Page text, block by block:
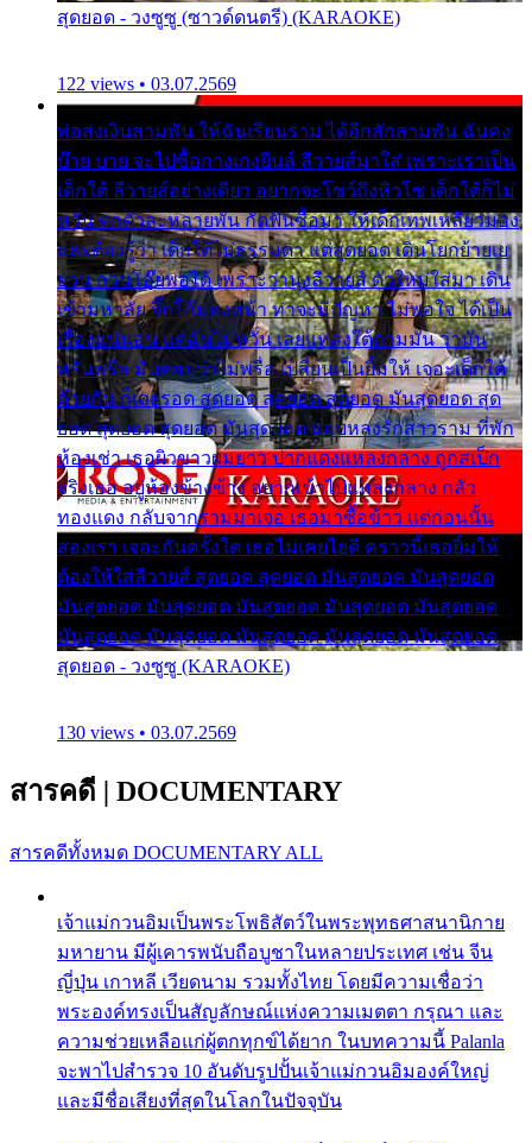
สุดยอด - วงซูซู (ซาวด์ดนตรี) (KARAOKE)
122 views • 03.07.2569
พ่อส่งเงินสามพัน ให้ฉันเรียนราม ได้อีกสักสามพัน ฉันคง
บ๊าย บาย จะไปซื้อกางเกงยีนส์ ลีวายส์มาใส่ เพราะเราเป็น
เด็กใต้ ลีวายส์อย่างเดียว อยากจะโชว์ถึงหิวโซ เด็กใต้ก็ไม่
หวั่น ตกตัวละหลายพัน กัดฟันซื้อมา ให้เด็กเทพเหลียวมอง
และต้องรู้ว่า เด็กใต้ไม่ธรรมดา แต่สุดยอด เดินโยกย้ายเย
ยวน กวนโอ๊ยพอได้ เพราะว่านุ่งลีวายส์ ตัวใหม่ใส่มา เดิน
เข้ามหาลัย จิ๊กโก๊มองหน้า ท่าจะมีปัญหา ไม่พอใจ ได้เป็น
เรื่องแน่นอน แต่ฉันไม่หวั่น เลยแหลงใต้ถามมัน ว่ามัน
พรั่นพรือ มันตอบว่าไม่พรื่อ เปลี่ยนเป็นยิ้มให้ เจอะเด็กใต้
ด้วยกัน ก็เลยรอด สุดยอด สุดยอด สุดยอด มันสุดยอด สุด
ยอด สุดยอด สุดยอด มันสุดยอด แอบหลงรักสาวราม ที่พัก
ห้องเช่า เธอผิวขาวผมยาว ปากแดงแหลงกลาง ถูกสเป็ก
จริงเธอ อยู่ห้องข้างข้าง อยากเข้าไปแหลงกลาง กลัว
ทองแดง กลับจากรามมาเจอ เธอมาซื้อข้าว แต่ก่อนนั้น
สองเรา เจอะกันครั้งใด เธอไม่เคยไยดี คราวนี้เธอยิ้มให้
ต้องให้ใส่ลีวายส์ สุดยอด สุดยอด มันสุดยอด มันสุดยอด
มันสุดยอด มันสุดยอด มันสุดยอด มันสุดยอด มันสุดยอด
มันสุดยอด มันสุดยอด มันสุดยอด มันสุดยอด มันสุดยอด
สุดยอด - วงซูซู (KARAOKE)
130 views • 03.07.2569
สารคดี | DOCUMENTARY
สารคดีทั้งหมด DOCUMENTARY ALL
เจ้าแม่กวนอิมเป็นพระโพธิสัตว์ในพระพุทธศาสนานิกาย
มหายาน มีผู้เคารพนับถือบูชาในหลายประเทศ เช่น จีน
ญี่ปุ่น เกาหลี เวียดนาม รวมทั้งไทย โดยมีความเชื่อว่า
พระองค์ทรงเป็นสัญลักษณ์แห่งความเมตตา กรุณา และ
ความช่วยเหลือแก่ผู้ตกทุกข์ได้ยาก ในบทความนี้ Palanla
จะพาไปสำรวจ 10 อันดับรูปปั้นเจ้าแม่กวนอิมองค์ใหญ่
และมีชื่อเสียงที่สุดในโลกในปัจจุบัน